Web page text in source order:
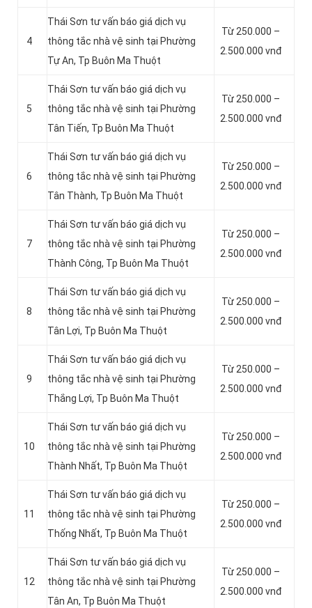
4
Thái Sơn tư vấn báo giá dịch vụ
thông tắc nhà vệ sinh tại Phường
Tự An, Tp Buôn Ma Thuột
Từ 250.000 –
2.500.000 vnđ
5
Thái Sơn tư vấn báo giá dịch vụ
thông tắc nhà vệ sinh tại Phường
Tân Tiến, Tp Buôn Ma Thuột
Từ 250.000 –
2.500.000 vnđ
6
Thái Sơn tư vấn báo giá dịch vụ
thông tắc nhà vệ sinh tại Phường
Tân Thành, Tp Buôn Ma Thuột
Từ 250.000 –
2.500.000 vnđ
7
Thái Sơn tư vấn báo giá dịch vụ
thông tắc nhà vệ sinh tại Phường
Thành Công, Tp Buôn Ma Thuột
Từ 250.000 –
2.500.000 vnđ
8
Thái Sơn tư vấn báo giá dịch vụ
thông tắc nhà vệ sinh tại Phường
Tân Lợi, Tp Buôn Ma Thuột
Từ 250.000 –
2.500.000 vnđ
9
Thái Sơn tư vấn báo giá dịch vụ
thông tắc nhà vệ sinh tại Phường
Thắng Lợi, Tp Buôn Ma Thuột
Từ 250.000 –
2.500.000 vnđ
10
Thái Sơn tư vấn báo giá dịch vụ
thông tắc nhà vệ sinh tại Phường
Thành Nhất, Tp Buôn Ma Thuột
Từ 250.000 –
2.500.000 vnđ
11
Thái Sơn tư vấn báo giá dịch vụ
thông tắc nhà vệ sinh tại Phường
Thống Nhất, Tp Buôn Ma Thuột
Từ 250.000 –
2.500.000 vnđ
12
Thái Sơn tư vấn báo giá dịch vụ
thông tắc nhà vệ sinh tại Phường
Tân An, Tp Buôn Ma Thuột
Từ 250.000 –
2.500.000 vnđ